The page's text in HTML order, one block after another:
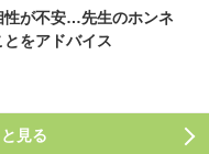
性が不安…先生のホンネ
をアドバイス
見る